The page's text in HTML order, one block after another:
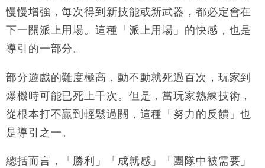
慢慢增強，每次得到新技能或新武器，都必定會在
下一關派上用場。這種「派上用場」的快感，也是
導引的一部分。
部分遊戲的難度極高，動不動就死過百次，玩家到
爆機時可能已死上千次。但是，當玩家熟練技術，
從根本打不贏到輕鬆過關，這種「努力的反饋」也
是導引之一。
總括而言，「勝利」「成就感」「團隊中被需要」